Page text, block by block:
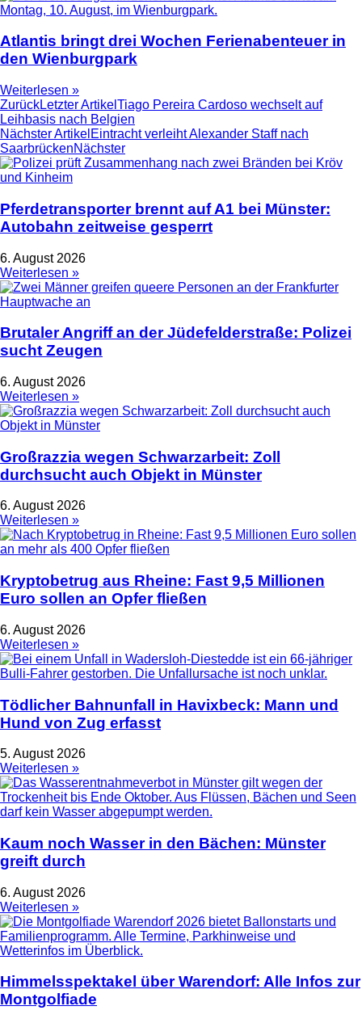
Atlantis bringt drei Wochen Ferienabenteuer in
den Wienburgpark
Weiterlesen »
ZurückLetzter Artikel Tiago Pereira Cardoso wechselt auf
Leihbasis nach Belgien
Nächster Artikel Eintracht verleiht Alexander Staff nach
SaarbrückenNächster
Pferdetransporter brennt auf A1 bei Münster:
Autobahn zeitweise gesperrt
6. August 2026
Weiterlesen »
Brutaler Angriff an der Jüdefelderstraße: Polizei
sucht Zeugen
6. August 2026
Weiterlesen »
Großrazzia wegen Schwarzarbeit: Zoll
durchsucht auch Objekt in Münster
6. August 2026
Weiterlesen »
Kryptobetrug aus Rheine: Fast 9,5 Millionen
Euro sollen an Opfer fließen
6. August 2026
Weiterlesen »
Tödlicher Bahnunfall in Havixbeck: Mann und
Hund von Zug erfasst
5. August 2026
Weiterlesen »
Kaum noch Wasser in den Bächen: Münster
greift durch
6. August 2026
Weiterlesen »
Himmelsspektakel über Warendorf: Alle Infos zur
Montgolfiade